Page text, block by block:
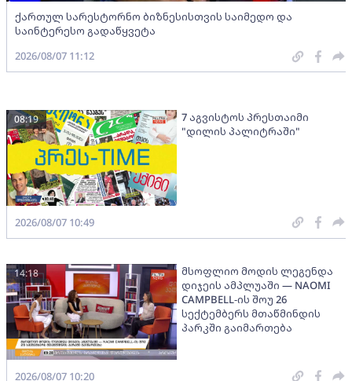
ქართულ სარესტორნო ბიზნესისთვის საიმედო და
საინტერესო გადაწყვეტა
2026/08/07 11:12
7 აგვისტოს პრესთაიმი
"დილის პალიტრაში"
08:19
2026/08/07 10:49
მსოფლიო მოდის ლეგენდა
დიჯეის ამპლუაში — NAOMI
CAMPBELL-ის შოუ 26
სექტემბერს მთაწმინდის
პარკში გაიმართება
14:18
2026/08/07 10:20